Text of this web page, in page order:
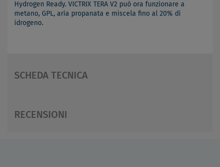
Hydrogen Ready. VICTRIX TERA V2 può ora funzionare a
metano, GPL, aria propanata e miscela fino al 20% di
idrogeno.
SCHEDA TECNICA
RECENSIONI